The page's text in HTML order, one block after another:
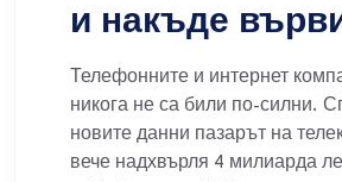
и накъде
Телефонните и интернет
никога не са били по-силни.
новите данни пазарът на
вече надхвърля 4 милиарда